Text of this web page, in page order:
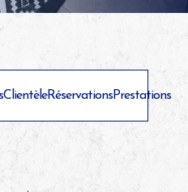
ClientèleRéservationsPrestations